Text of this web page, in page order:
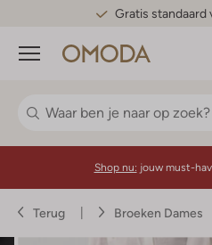
Gratis standaard
Menu
Shop nu: jouw must-
Terug Broeken Dames